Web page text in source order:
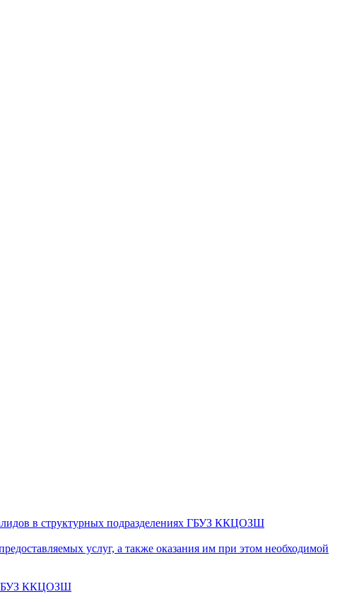
в структурных подразделениях ГБУЗ ККЦОЗШ
услуг, а также оказания им при этом необходимой
ГБУЗ ККЦОЗШ